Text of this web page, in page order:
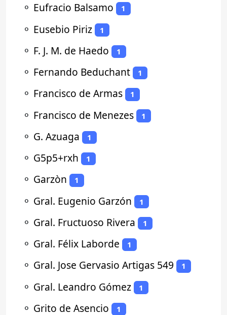
⚬ Eufracio Balsamo 1
⚬ Eusebio Piriz 1
⚬ F. J. M. de Haedo 1
⚬ Fernando Beduchant 1
⚬ Francisco de Armas 1
⚬ Francisco de Menezes 1
⚬ G. Azuaga 1
⚬ G5p5+rxh 1
⚬ Garzòn 1
⚬ Gral. Eugenio Garzón 1
⚬ Gral. Fructuoso Rivera 1
⚬ Gral. Félix Laborde 1
⚬ Gral. Jose Gervasio Artigas 549 1
⚬ Gral. Leandro Gómez 1
⚬ Grito de Asencio 1